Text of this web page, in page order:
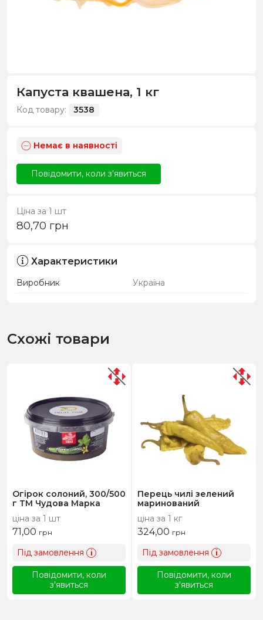
Капуста квашена, 1 кг
Код товару: 3538
Немає в наявності
Повідомити, коли з'явиться
Ціна за 1 шт
80,70 грн
Характеристики
Виробник Україна
Схожі товари
Огірок солоний, 300/500
г ТМ Чудова Марка
ціна за 1 шт
71,00 грн
Під замовлення i
Повідомити, коли
з'явиться
Перець чилі зелений
маринований
ціна за 1 кг
324,00 грн
Під замовлення i
Повідомити, коли
з'явиться